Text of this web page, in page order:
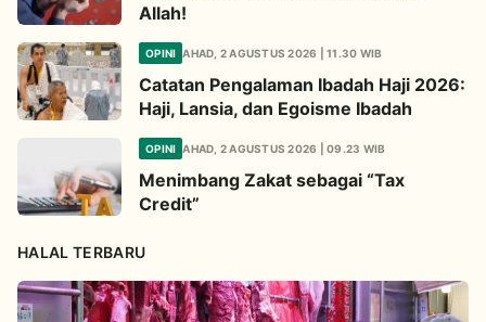
Allah!
OPINI AHAD, 2 AGUSTUS 2026 | 11.30 WIB
Catatan Pengalaman Ibadah Haji 2026:
Haji, Lansia, dan Egoisme Ibadah
OPINI AHAD, 2 AGUSTUS 2026 | 09.23 WIB
Menimbang Zakat sebagai “Tax
Credit”
HALAL TERBARU